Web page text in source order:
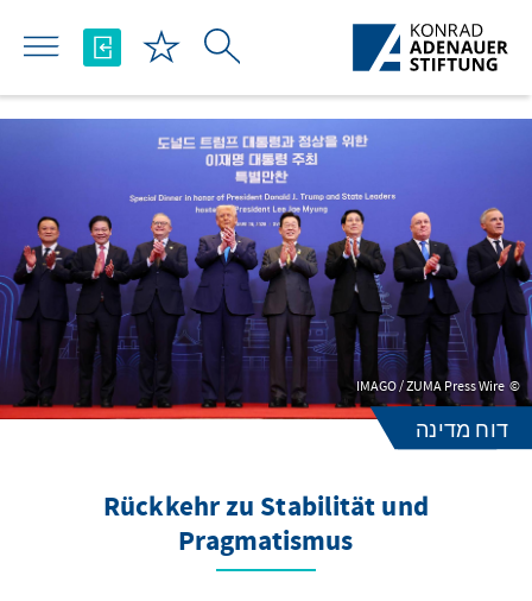
Skip to Main Content
דוח מדינה
Rückkehr zu Stabilität und
Pragmatismus